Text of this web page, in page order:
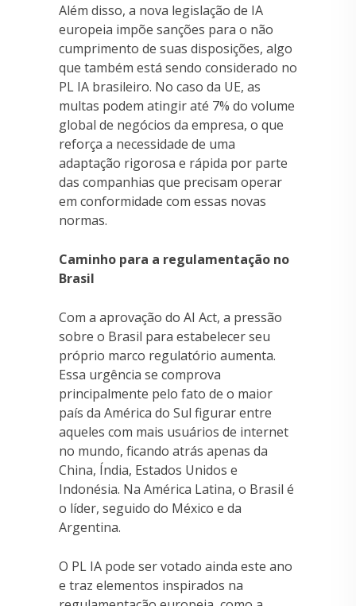
Além disso, a nova legislação de IA
europeia impõe sanções para o não
cumprimento de suas disposições, algo
que também está sendo considerado no
PL IA brasileiro. No caso da UE, as
multas podem atingir até 7% do volume
global de negócios da empresa, o que
reforça a necessidade de uma
adaptação rigorosa e rápida por parte
das companhias que precisam operar
em conformidade com essas novas
normas.
Caminho para a regulamentação no
Brasil
Com a aprovação do AI Act, a pressão
sobre o Brasil para estabelecer seu
próprio marco regulatório aumenta.
Essa urgência se comprova
principalmente pelo fato de o maior
país da América do Sul figurar entre
aqueles com mais usuários de internet
no mundo, ficando atrás apenas da
China, Índia, Estados Unidos e
Indonésia. Na América Latina, o Brasil é
o líder, seguido do México e da
Argentina.
O PL IA pode ser votado ainda este ano
e traz elementos inspirados na